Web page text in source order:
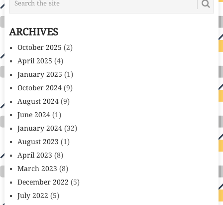
ARCHIVES
October 2025 (2)
April 2025 (4)
January 2025 (1)
October 2024(9)
August 2024(9)
June 2024(1)
January 2024(32)
August 2023 (1)
April 2023 (8)
March 2023 (8)
December 2022 (5)
July 2022 (5)